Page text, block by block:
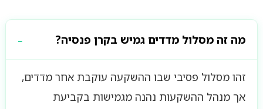
מה זה מסלול מדדים גמיש בקרן פנסיה?
זהו מסלול פסיבי שבו ההשקעה עוקבת אחר מדדים,
אך מנהל ההשקעות נהנה מגמישות בקביעת